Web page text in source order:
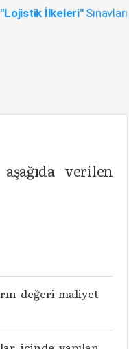
"Lojistik İlkeleri"Sınavları
verilen
değeri maliyet